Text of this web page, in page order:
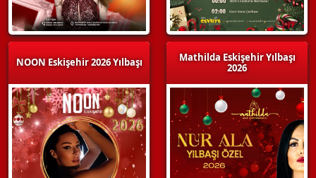
NOON Eskişehir 2026 Yılbaşı
Mathilda Eskişehir Yılbaşı
2026